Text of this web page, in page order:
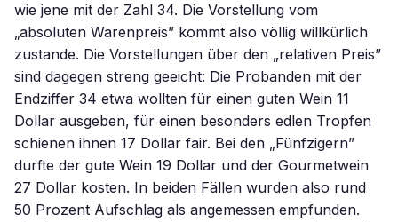
wie jene mit der Zahl 34. Die Vorstellung vom
„absoluten Warenpreis” kommt also völlig willkürlich
zustande. Die Vorstellungen über den „relativen Preis”
sind dagegen streng geeicht: Die Probanden mit der
Endziffer 34 etwa wollten für einen guten Wein 11
Dollar ausgeben, für einen besonders edlen Tropfen
schienen ihnen 17 Dollar fair. Bei den „Fünfzigern”
durfte der gute Wein 19 Dollar und der Gourmetwein
27 Dollar kosten. In beiden Fällen wurden also rund
50 Prozent Aufschlag als angemessen empfunden.